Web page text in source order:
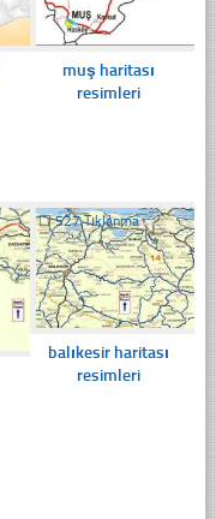
muş haritası
resimleri
☐527 Tıklanma
balıkesir haritası
resimleri